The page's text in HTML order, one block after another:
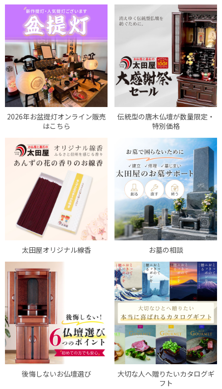
2026年お盆提灯オンライン販売
はこちら
伝統型の唐木仏壇が数量限定・
特別価格
太田屋オリジナル線香 お墓の相談
後悔しないお仏壇選び
大切な人へ贈りたいカタログギ
フト